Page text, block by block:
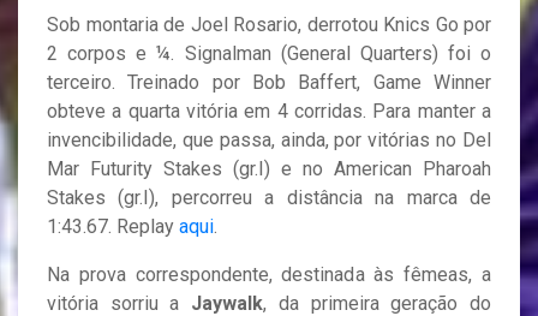
Sob montaria de Joel Rosario, derrotou Knics Go por
2 corpos e ¼. Signalman (General Quarters) foi o
terceiro. Treinado por Bob Baffert, Game Winner
obteve a quarta vitória em 4 corridas. Para manter a
invencibilidade, que passa, ainda, por vitórias no Del
Mar Futurity Stakes (gr.I) e no American Pharoah
Stakes (gr.I), percorreu a distância na marca de
1:43.67. Replay aqui
Na prova correspondente, destinada às fêmeas, a
vitória sorriu a Jaywalk, da primeira geração do